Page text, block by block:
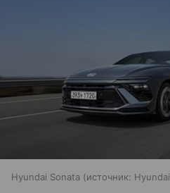
Hyundai Sonata источник: Hyundai